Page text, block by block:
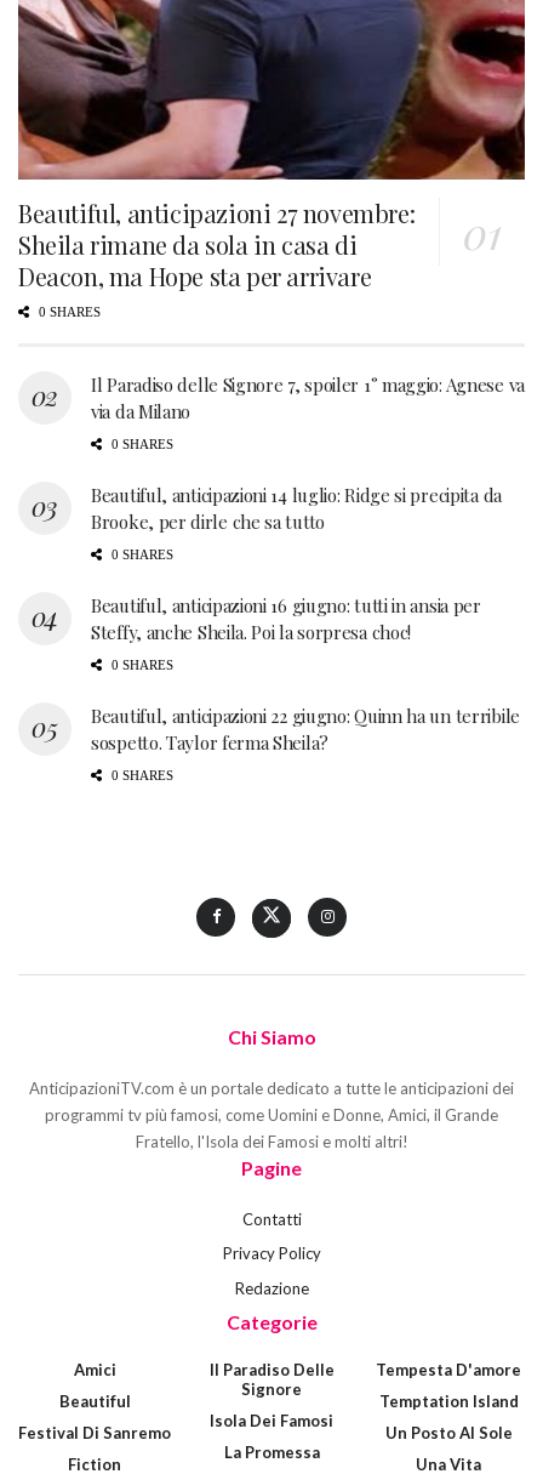
Beautiful, anticipazioni 27 novembre:
Sheila rimane da sola in casa di
Deacon, ma Hope sta per arrivare
0 SHARES
Il Paradiso delle Signore 7, spoiler 1° maggio: Agnese va
via da Milano
0 SHARES
Beautiful, anticipazioni 14 luglio: Ridge si precipita da
Brooke, per dirle che sa tutto
0 SHARES
Beautiful, anticipazioni 16 giugno: tutti in ansia per
Steffy, anche Sheila. Poi la sorpresa choc!
0 SHARES
Beautiful, anticipazioni 22 giugno: Quinn ha un terribile
sospetto. Taylor ferma Sheila?
0 SHARES
Chi Siamo
AnticipazioniTV.com è un portale dedicato a tutte le anticipazioni dei
programmi tv più famosi, come Uomini e Donne, Amici, il Grande
Fratello, l'Isola dei Famosi e molti altri!
Pagine
Contatti
Privacy Policy
Redazione
Categorie
Amici
Beautiful
Festival Di Sanremo
Fiction
Il Paradiso Delle
Signore
Isola Dei Famosi
La Promessa
Tempesta D'amore
Temptation Island
Un Posto Al Sole
Una Vita